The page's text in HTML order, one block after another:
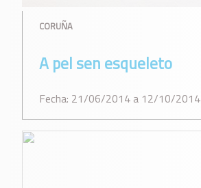
CORUÑA
A pel sen esqueleto
Fecha: 21/06/2014 a 12/10/2014